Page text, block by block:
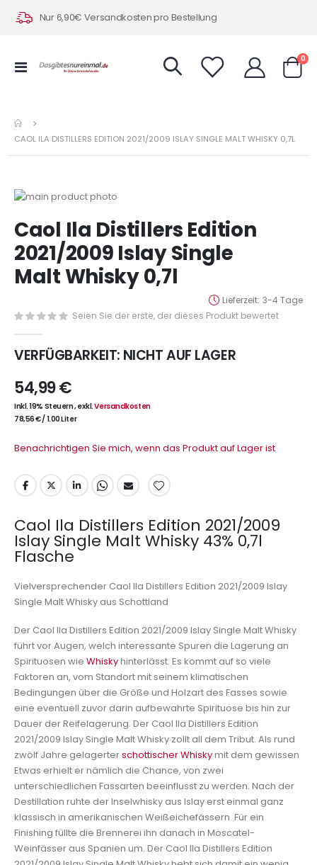
Nur 6,90€ Versandkosten pro Bestellung
Navigation
0
CAOL ILA DISTILLERS EDITION 2021/2009 ISLAY SINGLE MALT WHISKY 0,7L
Zum
der
Bildergalerie
springen
Anfang
der
Bildergalerie
springen
Caol Ila Distillers Edition
2021/2009 Islay Single
Malt Whisky 0,7l
Lieferzeit 3-4 Tage
Seien Sie der erste, der dieses Produkt bewertet
VERFÜGBARKEIT: NICHT AUF LAGER
54,99 €
Inkl. 19% Steuern,exkl.Versandkosten
78,56 €/1.00 Liter
Benachrichtigen Sie mich, wenn das Produkt auf Lager ist
Caol Ila Distillers Edition 2021/2009
Islay Single Malt Whisky 43% 0,7l
Flasche
Vielversprechender Caol Ila Distillers Edition 2021/2009 Islay
Single Malt Whisky aus Schottland
Der Caol Ila Distillers Edition 2021/2009 Islay Single Malt Whisky
führt vor Augen, welch interessante Spuren die Lagerung an
Spirituosen wie Whiskyhinterlässt. Es kommt auf so viele
Faktoren an, vom Standort mit seinem klimatischen
Bedingungen über die Größe und Holzart des Fasses sowie
eine eventuell zuvor darin aufbewahrte Spirituose bis hin zur
Dauer der Reifelagerung. Der Caol Ila Distillers Edition
2021/2009 Islay Single Malt Whisky zollt all dem Tribut. Als rund
zwölf Jahre gelagerterschottischer Whiskymit dem gewissen
Etwas erhielt er nämlich die Chance, von zwei
unterschiedlichen Fassarten beeinflusst zu werden. Nach der
Destillation ruhte der Inselwhisky aus Islay erst einmal ganz
klassisch in amerikanischen Weißeichefässern. Für ein
Finishing füllte die Brennerei ihn danach in Moscatel-
Weinfässer aus Spanien um. Der Caol Ila Distillers Edition